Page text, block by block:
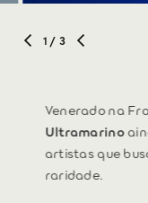
1 / 3
Venerado na
Ultramarino
artistas que
raridade.